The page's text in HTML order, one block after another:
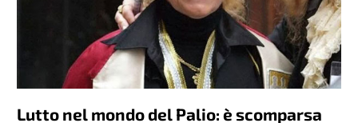
Lutto nel mondo del Palio: è scomparsa